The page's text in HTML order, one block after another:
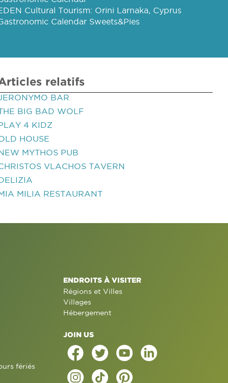
Cultural Tourism: Orini Larnaka, Cyprus
Calendar Sweets&Pies
relatifs
BAR
BIG BAD WOLF
4 KIDZ
HOUSE
MYTHOS PUB
VLACHOS TAVERN
MILIA RESTAURANT
fériés
ENDROITS À VISITER
Régions et Villes
Villages
Hébergement
JOIN US